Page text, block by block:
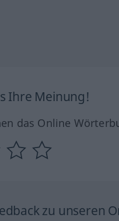
Ihre Meinung!
das Online
zu unseren